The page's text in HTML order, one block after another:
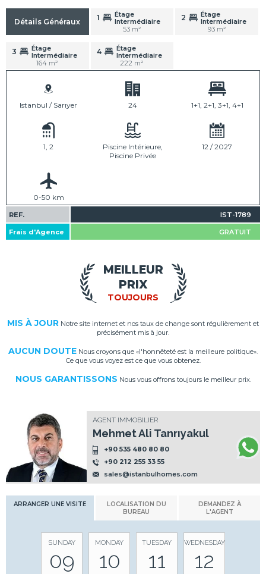
Détails Généraux 1
Étage
Intermédiaire
53 m²
2
Étage
Intermédiaire
93 m²
3
Étage
Intermédiaire
164 m²
4
Étage
Intermédiaire
222 m²
Istanbul / Sarıyer 24 1+1, 2+1, 3+1, 4+1
1, 2
Piscine Intérieure,
Piscine Privée
12 / 2027
0-50 km
REF. IST-1789
Frais d'Agence GRATUIT
TOUJOURS
MEILLEUR
PRIX
MIS À JOUR Notre site internet et nos taux de change sont régulièrement et
précisément mis à jour.
AUCUN DOUTE Nous croyons que «l'honnêteté est la meilleure politique».
Ce que vous voyez est ce que vous obtenez.
NOUS GARANTISSONS Nous vous offrons toujours le meilleur prix.
AGENT IMMOBILIER
Mehmet Ali Tanrıyakul
+90 535 480 80 80
+90 212 255 33 55
sales@istanbulhomes.com
ARRANGER UNE VISITE
LOCALISATION DU
BUREAU
DEMANDEZ À
L'AGENT
SUNDAY
09
MONDAY
10
TUESDAY
11
WEDNESDAY
12